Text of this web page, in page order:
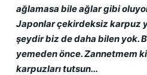
ağlamasa bile ağlar gibi
Japonlar çekirdeksiz karpuz
şeydir biz de daha bilen yok.
yemeden önce. Zannetmem
karpuzları tutsun...